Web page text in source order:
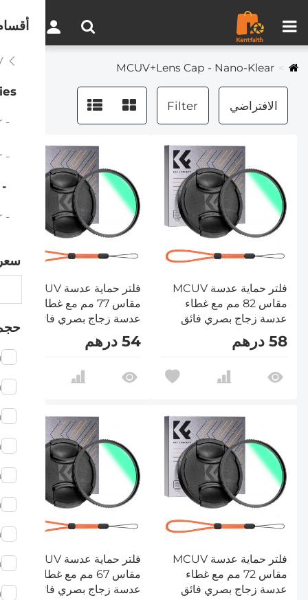
0
MCUV+Lens Cap - Nano-Klear
- MCUV - Nano-Klear
- Ultra Thin Frame MCUV Filters - Nano-Klear
Cap - Nano-Klear
- MCUV+Lens Cap+Cleaning Cloth - Nano-Klear
الافتراضي Filter
فلتر حماية عدسة MCUV
مقاس 82 مم مع غطاء
عدسة زجاج بصري فائق
متعددة الطبقات سلسلة
58 درهم
فلتر حماية عدسة MCUV
مقاس 77 مم مع غطاء
عدسة زجاج بصري فائق
متعددة الطبقات سلسلة
54 درهم
فلتر حماية عدسة MCUV
مقاس 72 مم مع غطاء
عدسة زجاج بصري فائق
فلتر حماية عدسة MCUV
مقاس 67 مم مع غطاء
عدسة زجاج بصري فائق